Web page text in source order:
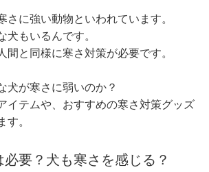
さに強い動物といわれています。
犬もいるんです。
間と同様に寒さ対策が必要です。
犬が寒さに弱いのか？
イテムや、おすすめの寒さ対策グッズ
す。
要？犬も寒さを感じる？